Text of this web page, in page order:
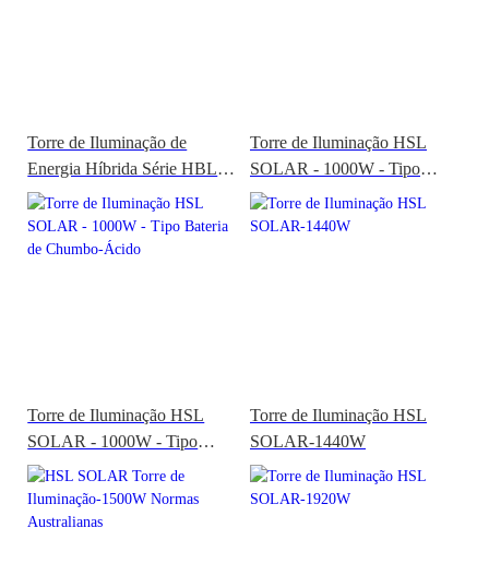
Torre de Iluminação de
Energia Híbrida Série HBL
X-MATRIX
Torre de Iluminação HSL
SOLAR - 1000W - Tipo
LiFePO4
Torre de Iluminação HSL
SOLAR - 1000W - Tipo
Bateria de Chumbo-Ácido
Torre de Iluminação HSL
SOLAR-1440W